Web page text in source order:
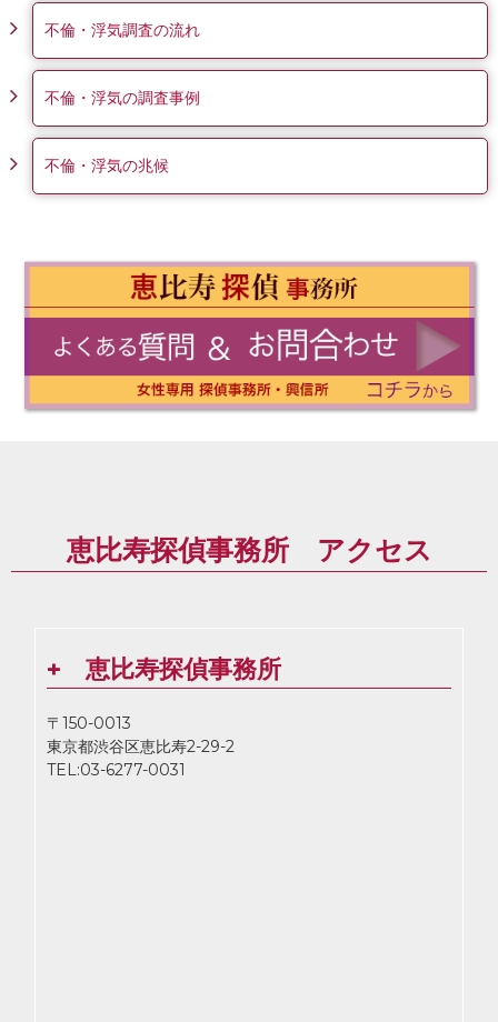
不倫・浮気調査の流れ
不倫・浮気の調査事例
不倫・浮気の兆候
恵比寿探偵事務所 アクセス
+ 恵比寿探偵事務所
〒150-0013
東京都渋谷区恵比寿2-29-2
TEL:03-6277-0031